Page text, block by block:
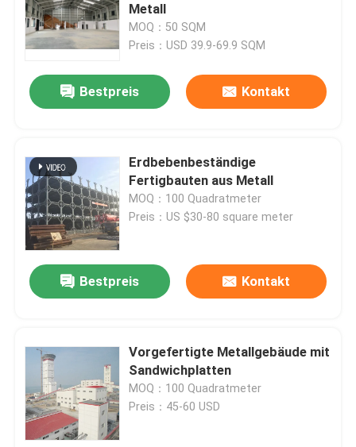
Metall
MOQ：50 SQM
Preis：USD 39.9-69.9 SQM
Bestpreis Kontakt
Erdbebenbeständige
Fertigbauten aus Metall
MOQ：100 Quadratmeter
Preis：US $30-80 square meter
Bestpreis Kontakt
Vorgefertigte Metallgebäude mit
Sandwichplatten
MOQ：100 Quadratmeter
Preis：45-60 USD